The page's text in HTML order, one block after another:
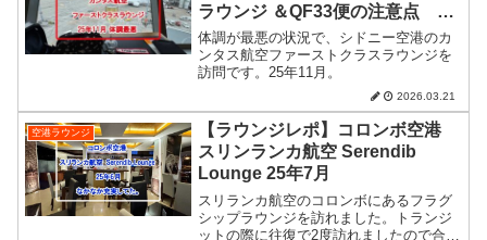
ラウンジ ＆QF33便の注意点 25
年11月
体調が最悪の状況で、シドニー空港のカ
ンタス航空ファーストクラスラウンジを
訪問です。25年11月。
2026.03.21
空港ラウンジ
【ラウンジレポ】コロンボ空港
スリンランカ航空 Serendib
Lounge 25年7月
スリランカ航空のコロンボにあるフラグ
シップラウンジを訪れました。トランジ
ットの際に往復で2度訪れましたので合わ